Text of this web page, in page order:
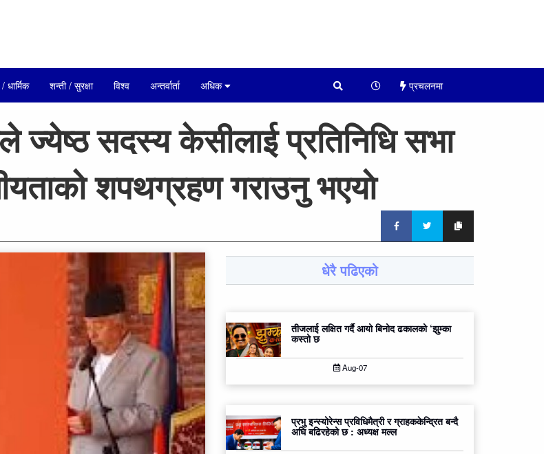
धार्मिक शन्ती / सुरक्षा विश्व अन्तर्वार्ता अधिक प्रचलनमा
ज्येष्ठ सदस्य केसीलाई प्रतिनिधि सभा
शपथग्रहण गराउनु भएयाे
धेरै पढिएको
तीजलाई लक्षित गर्दै आयो बिनोद ढकालको ‘झुम्का
कस्तो छ
Aug-07
प्रभु इन्स्योरेन्स प्रविधिमैत्री र ग्राहककेन्द्रित बन्दै
अघि बढिरहेको छ : अध्यक्ष मल्ल